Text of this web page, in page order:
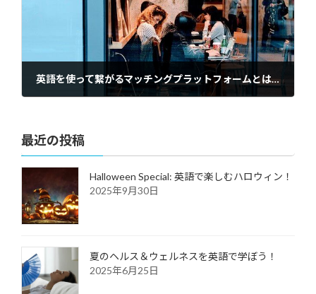
英語を使って繋がるマッチングプラットフォームとは？
最近の投稿
Halloween Special: 英語で楽しむハロウィン！
2025年9月30日
夏のヘルス＆ウェルネスを英語で学ぼう！
2025年6月25日